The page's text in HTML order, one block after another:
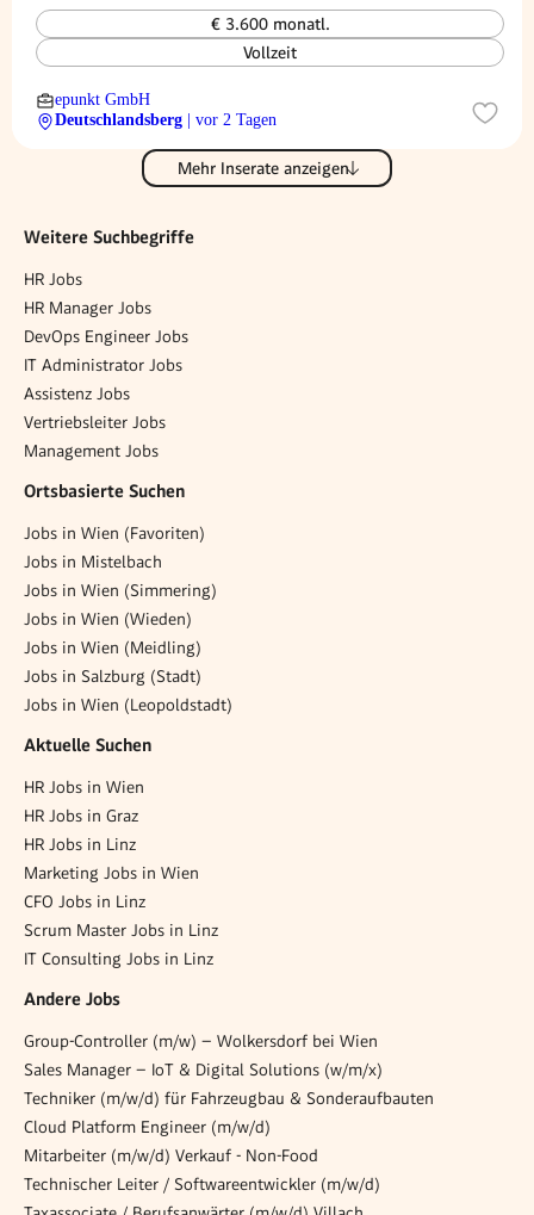
€ 3.600 monatl.
Vollzeit
epunkt GmbH
Deutschlandsberg
| vor 2 Tagen
Mehr Inserate anzeigen
Weitere Suchbegriffe
HR Jobs
HR Manager Jobs
DevOps Engineer Jobs
IT Administrator Jobs
Assistenz Jobs
Vertriebsleiter Jobs
Management Jobs
Ortsbasierte Suchen
Jobs in Wien (Favoriten)
Jobs in Mistelbach
Jobs in Wien (Simmering)
Jobs in Wien (Wieden)
Jobs in Wien (Meidling)
Jobs in Salzburg (Stadt)
Jobs in Wien (Leopoldstadt)
Aktuelle Suchen
HR Jobs in Wien
HR Jobs in Graz
HR Jobs in Linz
Marketing Jobs in Wien
CFO Jobs in Linz
Scrum Master Jobs in Linz
IT Consulting Jobs in Linz
Andere Jobs
Group-Controller (m/w) – Wolkersdorf bei Wien
Sales Manager – IoT & Digital Solutions (w/m/x)
Techniker (m/w/d) für Fahrzeugbau & Sonderaufbauten
Cloud Platform Engineer (m/w/d)
Mitarbeiter (m/w/d) Verkauf - Non-Food
Technischer Leiter / Softwareentwickler (m/w/d)